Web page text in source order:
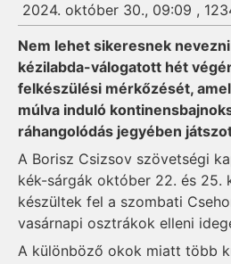
2024. október 30., 09:09 ,
Nem lehet sikeresnek
kézilabda-válogatott hét
felkészülési mérkőzését,
múlva induló
ráhangolódás jegyében
A Borisz Csizsov szövetségi
kék-sárgák október 22. és 25.
készültek fel a szombati
vasárnapi osztrákok elleni
A különböző okok miatt több